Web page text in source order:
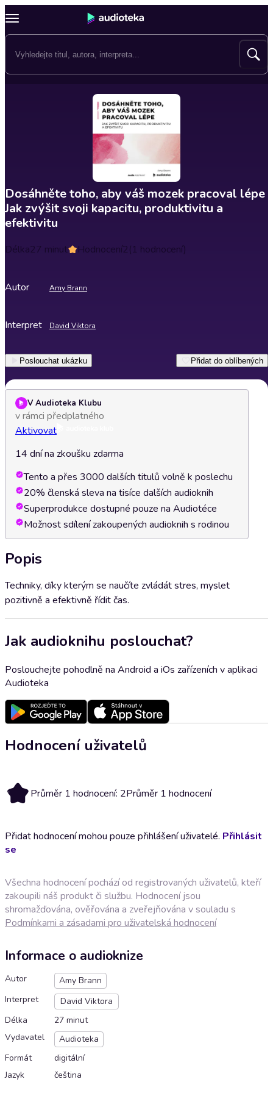
Dosáhněte toho, aby váš mozek pracoval lépe
Jak zvýšit svoji kapacitu, produktivitu a
efektivitu
Délka27 minut Hodnocení2(1 hodnocení)
Autor Amy Brann
Interpret David Viktora
Poslouchat ukázku Přidat do oblíbených
V Audioteka Klubu
v rámci předplatného
Aktivovat
14 dní na zkoušku zdarma
Tento a přes 3000 dalších titulů volně k poslechu
20% členská sleva na tisíce dalších audioknih
Superprodukce dostupné pouze na Audiotéce
Možnost sdílení zakoupených audioknih s rodinou
Popis
Techniky, díky kterým se naučíte zvládát stres, myslet
pozitivně a efektivně řídit čas.
Jak audioknihu poslouchat?
Poslouchejte pohodlně na Android a iOs zařízeních v aplikaci
Audioteka
Hodnocení uživatelů
2 Průměr 1 hodnocení: 2Průměr 1 hodnocení
Přidat hodnocení mohou pouze přihlášení uživatelé. Přihlásit
se
Všechna hodnocení pochází od registrovaných uživatelů, kteří
zakoupili náš produkt či službu. Hodnocení jsou
shromažďována, ověřována a zveřejňována v souladu s
Podmínkami a zásadami pro uživatelská hodnocení
Informace o audioknize
Autor
Amy Brann
Interpret
David Viktora
Délka
27 minut
Vydavatel
Audioteka
Formát
digitální
Jazyk
čeština